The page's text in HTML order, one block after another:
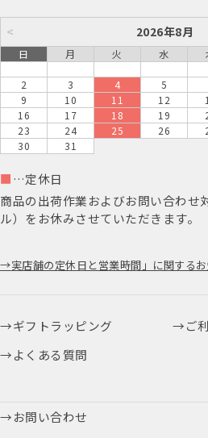
< 2026年8月
日 月 火 水
2
3 4 5
9
10 11 12
16
17 18 19
23
24 25 26
30
31
■ …定休日
商品の出荷作業およびお問い合わせ
ル）をお休みさせていただきます。
実店舗の定休日と営業時間」に関する
ギフトラッピング
ご
よくある質問
お問い合わせ